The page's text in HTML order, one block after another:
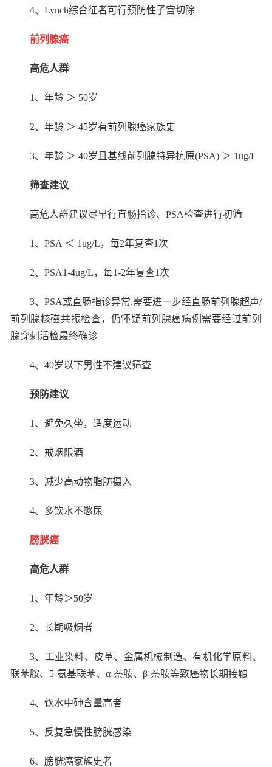
4、 Lynch综合征者可行预防性子宫切除
前列腺癌
高危人群
1 、年龄 ＞ 50岁
2、年龄 ＞ 45岁有前列腺癌家族史
3、年龄 ＞ 40岁且基线前列腺特异抗原(PSA) ＞ 1ug/L
筛查建议
高危人群建议尽早行直肠指诊、 PSA检查进行初筛
1 、 PSA ＜ 1ug/L，每2年复查1 次
2、 PSA1-4ug/L，每1-2年复查1 次
3、 PSA或直肠指诊异常,需要进一步经直肠前列腺超声/
前列腺核磁共振检查，仍怀疑前列腺癌病例需要经过前列
腺穿刺活检最终确诊
4、 40岁以下男性不建议筛查
预防建议
1 、避免久坐，适度运动
2、戒烟限酒
3、减少高动物脂肪摄入
4、多饮水不憋尿
膀胱癌
高危人群
1 、年龄＞50岁
2、长期吸烟者
3、工业染料、皮革、金属机械制造、有机化学原料、
联苯胺、 5-氨基联苯、α-萘胺、β-萘胺等致癌物长期接触
4、饮水中砷含量高者
5、反复急慢性膀胱感染
6、膀胱癌家族史者